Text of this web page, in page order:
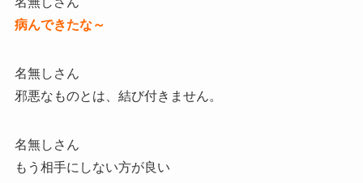
病んできたな～
名無しさん
邪悪なものとは、結び付きません。
名無しさん
もう相手にしない方が良い